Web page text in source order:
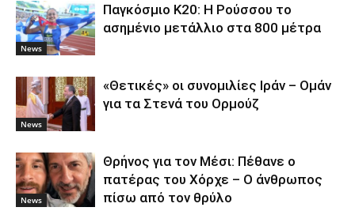
News
Παγκόσμιο Κ20: Η Ρούσσου το
ασημένιο μετάλλιο στα 800 μέτρα
News
«Θετικές» οι συνομιλίες Ιράν – Ομάν
για τα Στενά του Ορμούζ
News
Θρήνος για τον Μέσι: Πέθανε ο
πατέρας του Χόρχε – Ο άνθρωπος
πίσω από τον θρύλο